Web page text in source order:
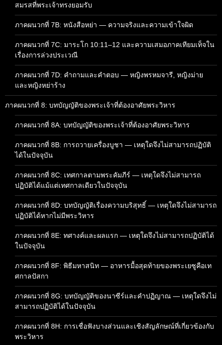
สมรสที่พระเจ้าทรงยอมรับ
ภาคผนวกที่ 7B: หนังสือหย่า — ความจริงและความเข้าใจผิด
ภาคผนวกที่ 7C: มาระโก 10:11–12 และความเสมอภาคเทียมเท็จใน
เรื่องการล่วงประเวณี
ภาคผนวกที่ 7D: คำถามและคำตอบ — หญิงพรหมจารี, หญิงม่าย
และหญิงหย่าร้าง
ภาคผนวกที่ 8: บทบัญญัติของพระเจ้าที่ต้องอาศัยพระวิหาร
ภาคผนวกที่ 8A: บทบัญญัติของพระเจ้าที่ต้องอาศัยพระวิหาร
ภาคผนวกที่ 8B: การถวายเครื่องบูชา — เหตุใดจึงไม่สามารถปฏิบัติ
ได้ในปัจจุบัน
ภาคผนวกที่ 8C: เทศกาลตามพระคัมภีร์ — เหตุใดจึงไม่สามารถ
ปฏิบัติได้แม้แต่เทศกาลเดียวในปัจจุบัน
ภาคผนวกที่ 8D: บทบัญญัติเรื่องความบริสุทธิ์ — เหตุใดจึงไม่สามารถ
ปฏิบัติได้หากไม่มีพระวิหาร
ภาคผนวกที่ 8E: ทศางค์และผลแรก — เหตุใดจึงไม่สามารถปฏิบัติได้
ในปัจจุบัน
ภาคผนวกที่ 8F: พิธีมหาสนิท — อาหารมื้อสุดท้ายของพระเยซูคือเท
ศกาลปัสกา
ภาคผนวกที่ 8G: บทบัญญัติของนาซีร์และคำปฏิญาณ — เหตุใดจึงไม่
สามารถปฏิบัติได้ในปัจจุบัน
ภาคผนวกที่ 8H: การเชื่อฟังบางส่วนและเชิงสัญลักษณ์ที่เกี่ยวข้องกับ
พระวิหาร